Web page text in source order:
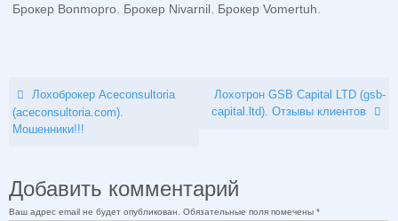
Брокер Bonmopro, Брокер Nivarnil, Брокер Vomertuh.
Лохоброкер Aceconsultoria
(aceconsultoria.com).
Мошенники!!!
Лохотрон GSB Capital LTD (gsb-
capital.ltd). Отзывы клиентов
Добавить комментарий
Ваш адрес email не будет опубликован. Обязательные поля помечены *